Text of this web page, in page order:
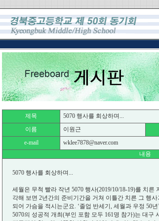
제목
5070 행사를 회상하며...
이름
이원근
e-mail
wklee7878@naver.com
내용
5070 행사를 회상하며...
세월은 무척 빨라 작년 5070 행사(2019/10/18-19)를 치
각해 보면 2년간의 준비기간을 거쳐 이틀간 치른 그 행
되어 가슴을 적시는군요. ‘졸업 반세기, 세월과 우정 50
5070의 성공적 개최(부인 포함 모두 161명 참가)는 대구